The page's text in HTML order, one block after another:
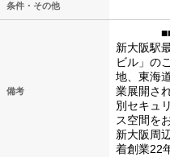
条件・その他
備考
■■スタ
新大阪駅
ビル」の
地、東海
業展開さ
別セキュ
ス空間を
新大阪周
着創業22